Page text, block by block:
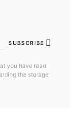
SUBSCRIBE
you have read
the storage